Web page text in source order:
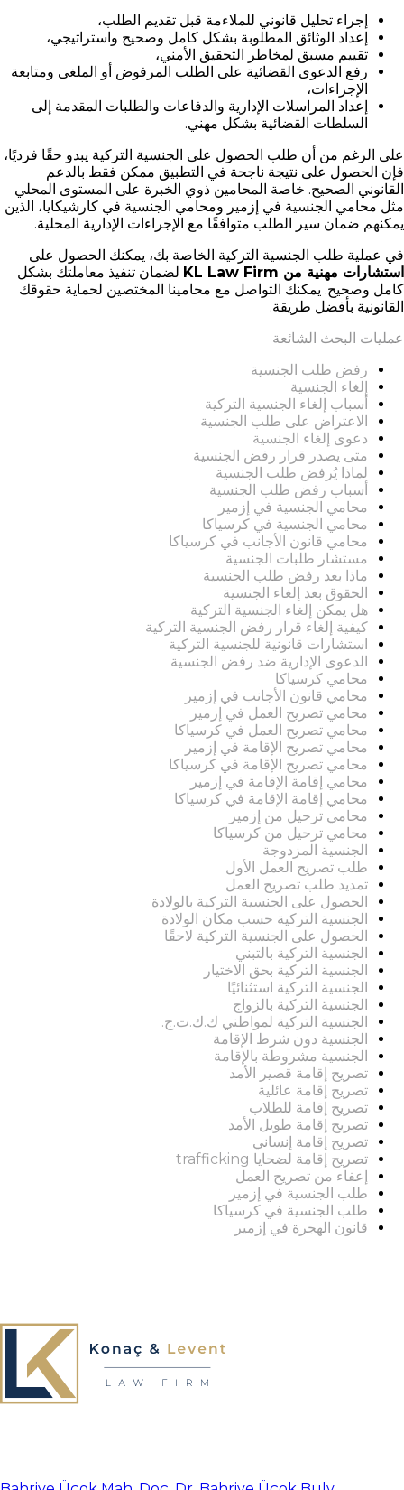
إجراء تحليل قانوني للملاءمة قبل تقديم الطلب،
إعداد الوثائق المطلوبة بشكل كامل وصحيح واستراتيجي،
تقييم مسبق لمخاطر التحقيق الأمني،
رفع الدعوى القضائية على الطلب المرفوض أو الملغى ومتابعة
الإجراءات،
إعداد المراسلات الإدارية والدفاعات والطلبات المقدمة إلى
السلطات القضائية بشكل مهني.
على الرغم من أن طلب الحصول على الجنسية التركية يبدو حقًا فرديًا،
فإن الحصول على نتيجة ناجحة في التطبيق ممكن فقط بالدعم
القانوني الصحيح. خاصة المحامين ذوي الخبرة على المستوى المحلي
مثل محامي الجنسية في إزمير ومحامي الجنسية في كارشيكايا، الذين
يمكنهم ضمان سير الطلب متوافقًا مع الإجراءات الإدارية المحلية.
في عملية طلب الجنسية التركية الخاصة بك، يمكنك الحصول على
استشارات مهنية من KL Law Firm
لضمان تنفيذ معاملتك بشكل
كامل وصحيح. يمكنك التواصل مع محامينا المختصين لحماية حقوقك
القانونية بأفضل طريقة.
عمليات البحث الشائعة
رفض طلب الجنسية
إلغاء الجنسية
أسباب إلغاء الجنسية التركية
الاعتراض على طلب الجنسية
دعوى إلغاء الجنسية
متى يصدر قرار رفض الجنسية
لماذا يُرفض طلب الجنسية
أسباب رفض طلب الجنسية
محامي الجنسية في إزمير
محامي الجنسية في كرسياكا
محامي قانون الأجانب في كرسياكا
مستشار طلبات الجنسية
ماذا بعد رفض طلب الجنسية
الحقوق بعد إلغاء الجنسية
هل يمكن إلغاء الجنسية التركية
كيفية إلغاء قرار رفض الجنسية التركية
استشارات قانونية للجنسية التركية
الدعوى الإدارية ضد رفض الجنسية
محامي كرسياكا
محامي قانون الأجانب في إزمير
محامي تصريح العمل في إزمير
محامي تصريح العمل في كرسياكا
محامي تصريح الإقامة في إزمير
محامي تصريح الإقامة في كرسياكا
محامي إقامة الإقامة في إزمير
محامي إقامة الإقامة في كرسياكا
محامي ترحيل من إزمير
محامي ترحيل من كرسياكا
الجنسية المزدوجة
طلب تصريح العمل الأول
تمديد طلب تصريح العمل
الحصول على الجنسية التركية بالولادة
الجنسية التركية حسب مكان الولادة
الحصول على الجنسية التركية لاحقًا
الجنسية التركية بالتبني
الجنسية التركية بحق الاختيار
الجنسية التركية استثنائيًا
الجنسية التركية بالزواج
الجنسية التركية لمواطني ك.ك.ت.ج.
الجنسية دون شرط الإقامة
الجنسية مشروطة بالإقامة
تصريح إقامة قصير الأمد
تصريح إقامة عائلية
تصريح إقامة للطلاب
تصريح إقامة طويل الأمد
تصريح إقامة إنساني
تصريح إقامة لضحايا trafficking
إعفاء من تصريح العمل
طلب الجنسية في إزمير
طلب الجنسية في كرسياكا
قانون الهجرة في إزمير